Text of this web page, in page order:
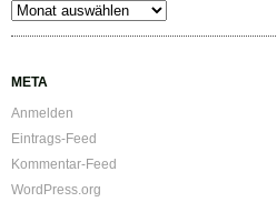
Archiv
META
Anmelden
Eintrags-Feed
Kommentar-Feed
WordPress.org